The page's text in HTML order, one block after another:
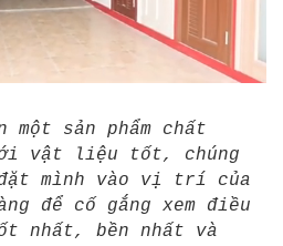
một sản phẩm chất
vật liệu tốt, chúng
mình vào vị trí của
để cố gắng xem điều
nhất, bền nhất và